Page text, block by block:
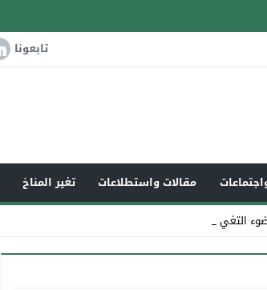
تابعونا
مقالات واستطلاعات تغير المناخ
المناخي العالمي _